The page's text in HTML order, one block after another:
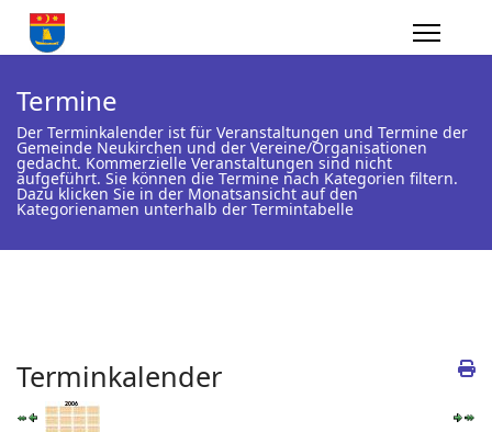
Termine
Der Terminkalender ist für Veranstaltungen und Termine der
Gemeinde Neukirchen und der Vereine/Organisationen
gedacht. Kommerzielle Veranstaltungen sind nicht
aufgeführt. Sie können die Termine nach Kategorien filtern.
Dazu klicken Sie in der Monatsansicht auf den
Kategorienamen unterhalb der Termintabelle
Terminkalender